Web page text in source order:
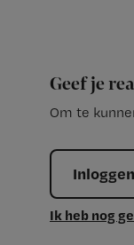
Geef je
Om te
Inloggen
Ik heb nog